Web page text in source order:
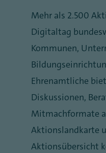
Mehr als 2.500
Digitaltag
Kommunen,
Ehrenamtliche
Diskussionen,
Mitmachformate
Aktionslandkarte
Aktionsübersicht